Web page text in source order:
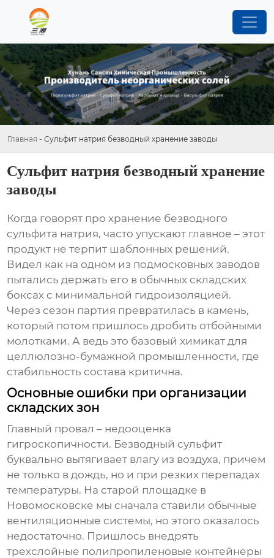
Главная - Сульфит натрия безводный хранение заводы
Сульфит натрия безводный хранение
заводы
Когда говорят про хранение безводного
сульфита натрия, часто упускают главное – этот
продукт не терпит шаблонных решений.
Видел как на одном из подмосковных заводов
пытались держать его в обычных складских
боксах с минимальной гидроизоляцией.
Через сезон партия превратилась в камень,
который потом пришлось дробить отбойными
молотками. А ведь это базовый химикат для
целлюлозно-бумажной промышленности, где
стабильность состава критична.
Основные ошибки при организации
складских зон
Главный провал – недооценка
гигроскопичности. Безводный сульфит
буквально вытягивает влагу из воздуха, причем
не только в дождь, но и при резких перепадах
температуры. На старой площадке в
Новомосковске мы сначала ставили обычные
вентиляционные системы, но этого оказалось
недостаточно. Пришлось внедрять
трехслойные полипропиленовые контейнеры